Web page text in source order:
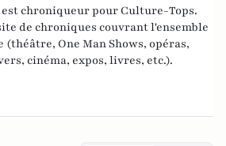
est chroniqueur pour Culture-Tops.
de chroniques couvrant l'ensemble
One Man Shows, opéras,
cinéma, expos, livres, etc.).